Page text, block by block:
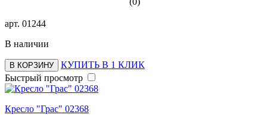
арт. 01244
В наличии
В КОРЗИНУ
КУПИТЬ В 1 КЛИК
Быстрый просмотр
Кресло "Грас" 02368